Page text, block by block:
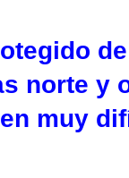
de
norte y
muy